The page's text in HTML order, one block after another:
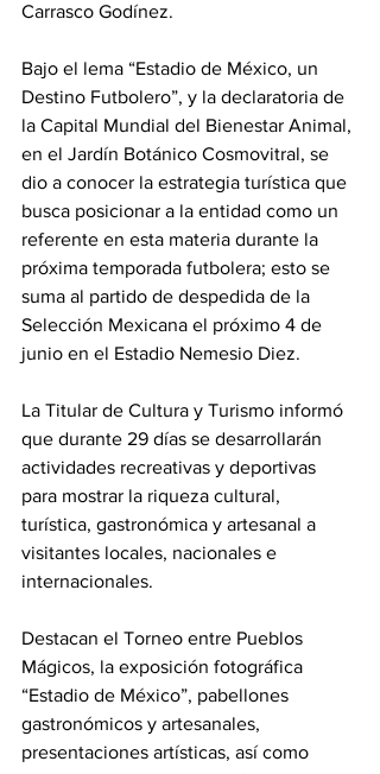
Carrasco Godínez.
Bajo el lema “Estadio de México, un
Destino Futbolero”, y la declaratoria de
la Capital Mundial del Bienestar Animal,
en el Jardín Botánico Cosmovitral, se
dio a conocer la estrategia turística que
busca posicionar a la entidad como un
referente en esta materia durante la
próxima temporada futbolera; esto se
suma al partido de despedida de la
Selección Mexicana el próximo 4 de
junio en el Estadio Nemesio Diez.
La Titular de Cultura y Turismo informó
que durante 29 días se desarrollarán
actividades recreativas y deportivas
para mostrar la riqueza cultural,
turística, gastronómica y artesanal a
visitantes locales, nacionales e
internacionales.
Destacan el Torneo entre Pueblos
Mágicos, la exposición fotográfica
“Estadio de México”, pabellones
gastronómicos y artesanales,
presentaciones artísticas, así como